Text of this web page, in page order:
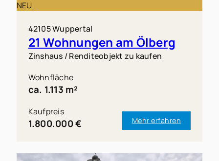
NEU
42105 Wuppertal
21 Wohnungen am Ölberg
Zinshaus / Renditeobjekt zu kaufen
Wohnfläche
ca. 1.113 m²
Kaufpreis
1.800.000 € Mehr erfahren